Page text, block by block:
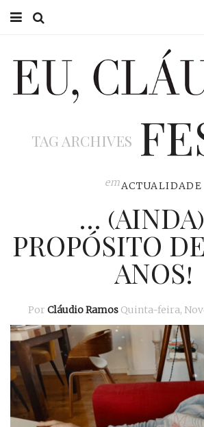
EU CLÁUDIO
EU NA TV
TAG ARCHIVES
emACTUALIDADE
…
PROPÓSITO
ANOS!
Por Cláudio Ramos Quinta-feira,